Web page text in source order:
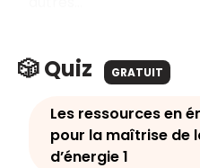
🎲 Quiz GRATUIT
Les ressources en
pour la maîtrise de
d’énergie 1